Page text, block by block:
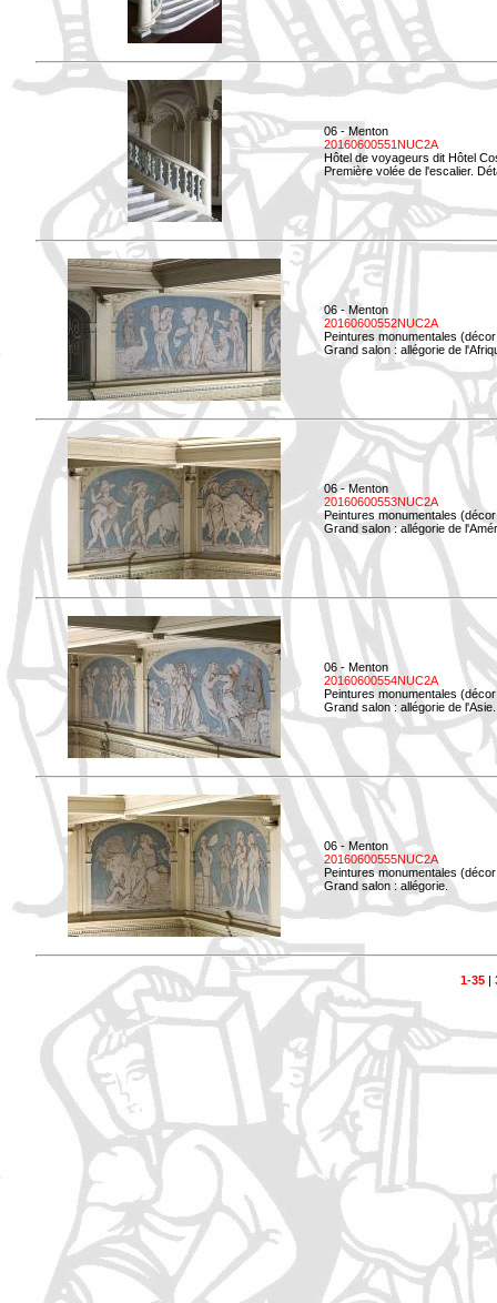
06 - Menton
20160600551NUC2A
Hôtel de voyageurs dit Hôtel
Première volée de l'escalier.
06 - Menton
20160600552NUC2A
Peintures monumentales
Grand salon : allégorie de
06 - Menton
20160600553NUC2A
Peintures monumentales
Grand salon : allégorie de
06 - Menton
20160600554NUC2A
Peintures monumentales
Grand salon : allégorie de l'Asie.
06 - Menton
20160600555NUC2A
Peintures monumentales
Grand salon : allégorie.
1-35|